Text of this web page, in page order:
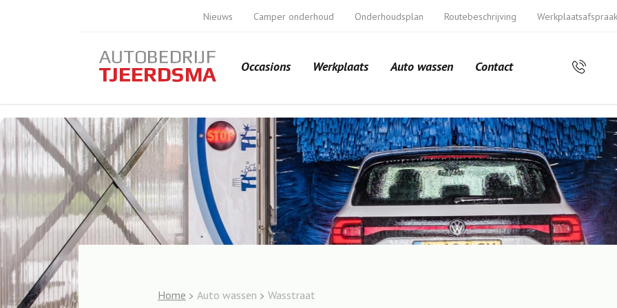
Nieuws Camper onderhoud Onderhoudsplan Routebeschrijving Werkplaatsafspraak
Occasions Werkplaats Auto wassen Contact
Home Auto wassen Wasstraat